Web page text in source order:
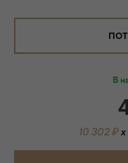
В
10 302 ₽ x